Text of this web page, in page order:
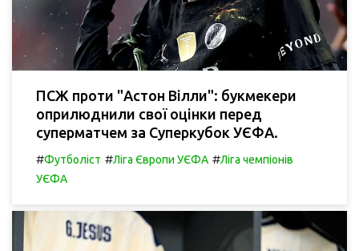
ПСЖ проти "Астон Вілли": букмекери
оприлюднили свої оцінки перед
суперматчем за Суперкубок УЄФА.
#Футболіст #Ліга Європи УЄФА #Ліга чемпіонів
УЄФА